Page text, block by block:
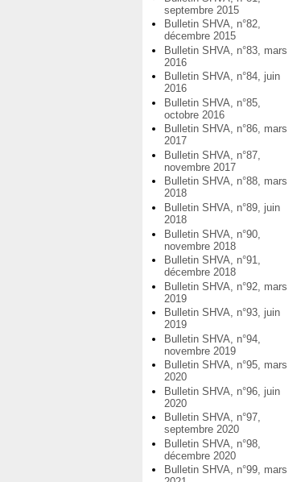
septembre 2015
Bulletin SHVA, n°82,
décembre 2015
Bulletin SHVA, n°83, mars
2016
Bulletin SHVA, n°84, juin
2016
Bulletin SHVA, n°85,
octobre 2016
Bulletin SHVA, n°86, mars
2017
Bulletin SHVA, n°87,
novembre 2017
Bulletin SHVA, n°88, mars
2018
Bulletin SHVA, n°89, juin
2018
Bulletin SHVA, n°90,
novembre 2018
Bulletin SHVA, n°91,
décembre 2018
Bulletin SHVA, n°92, mars
2019
Bulletin SHVA, n°93, juin
2019
Bulletin SHVA, n°94,
novembre 2019
Bulletin SHVA, n°95, mars
2020
Bulletin SHVA, n°96, juin
2020
Bulletin SHVA, n°97,
septembre 2020
Bulletin SHVA, n°98,
décembre 2020
Bulletin SHVA, n°99, mars